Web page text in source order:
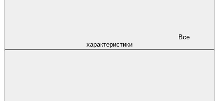
характеристики